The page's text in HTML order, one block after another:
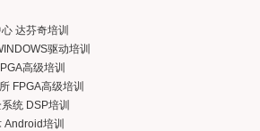
达芬奇培训
驱动培训
高级培训
FPGA高级培训
统 DSP培训
Android培训